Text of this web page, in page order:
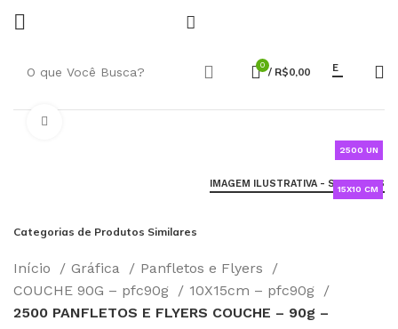
0 / R$0,00 E
2500 UN
15X10 CM
IMAGEM ILUSTRATIVA - SAIBA MAIS
Categorias de Produtos Similares
Início Gráfica
Panfletos e Flyers
COUCHE 90G – pfc90g
10X15cm – pfc90g
2500 PANFLETOS E FLYERS COUCHE – 90g –